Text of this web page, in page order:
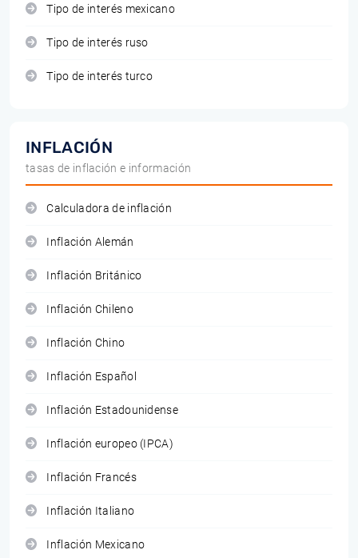
Tipo de interés mexicano
Tipo de interés ruso
Tipo de interés turco
INFLACIÓN
tasas de inflación e información
Calculadora de inflación
Inflación Alemán
Inflación Británico
Inflación Chileno
Inflación Chino
Inflación Español
Inflación Estadounidense
Inflación europeo (IPCA)
Inflación Francés
Inflación Italiano
Inflación Mexicano